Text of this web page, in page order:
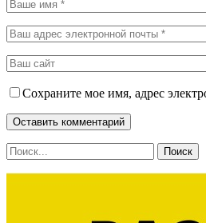
Сохраните мое имя, адрес